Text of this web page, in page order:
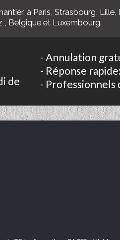
à Paris, Strasbourg,
, Belgique et Luxembourg.
de
- Annulation
- Réponse
- Professionnels